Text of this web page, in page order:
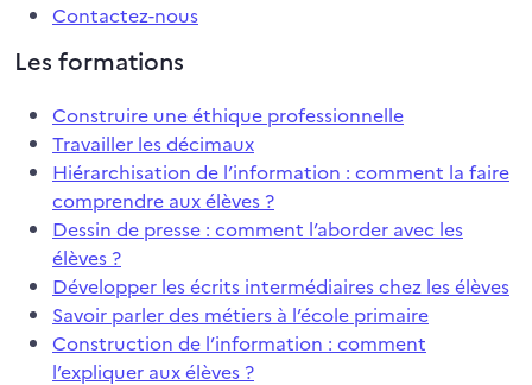
Contactez-nous
Les formations
Construire une éthique professionnelle
Travailler les décimaux
Hiérarchisation de l’information : comment la faire
comprendre aux élèves ?
Dessin de presse : comment l’aborder avec les
élèves ?
Développer les écrits intermédiaires chez les élèves
Savoir parler des métiers à l’école primaire
Construction de l’information : comment
l’expliquer aux élèves ?